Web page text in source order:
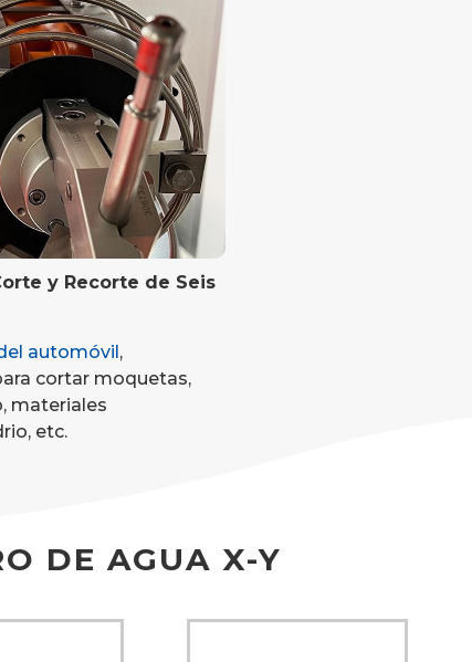
y Recorte de Seis
automóvil,
cortar moquetas,
materiales
etc.
DE AGUA X-Y​